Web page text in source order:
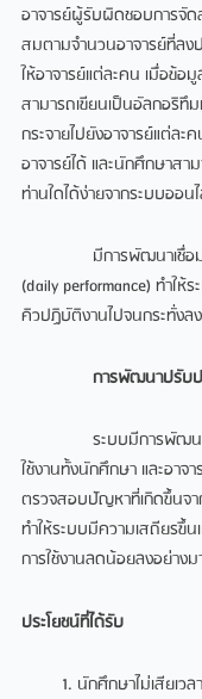
อาจารย์ผู้รับผิดชอบการจั
สมตามจำนวนอาจารย์ที่ลง
ให้อาจารย์แต่ละคน เมื่อข้อ
สามารถเขียนเป็นอัลกอริ
กระจายไปยังอาจารย์แต่ละ
อาจารย์ได้ และนักศึกษาส
ท่านใดได้ง่ายจากระบบออน
มีการพัฒนาเชื่อมต่อกั
(daily performance) ทำใ
คิวปฏิบัติงานไปจนกระทั่ง
การพัฒนาปรับป
ระบบมีการพัฒนาปรับ
ใช้งานทั้งนักศึกษา และอาจ
ตรวจสอบปัญหาที่เกิดขึ้นจา
ทำให้ระบบมีความเสถียรขึ้
การใช้งานลดน้อยลงอย่าง
ประโยชน์ที่ได้รับ
นักศึกษาไม่เสียเว